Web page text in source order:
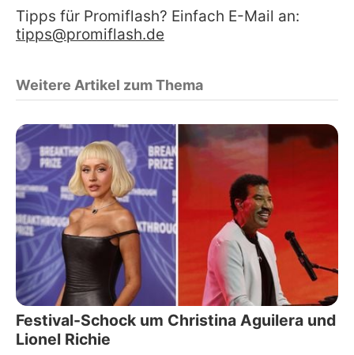
Tipps für Promiflash? Einfach E-Mail an:
tipps@promiflash.de
Weitere Artikel zum Thema
Festival-Schock um Christina Aguilera und
Lionel Richie